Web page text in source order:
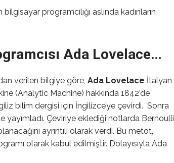
programcılığı aslında kadınların
Ada Lovelace…
verilen bilgiye göre, Ada Lovelace İtalyan
(Analytic Machine) hakkında 1842’de
bilim dergisi için İngilizce’ye çevirdi. Sonra
yayımladı. Çeviriye eklediği notlarda Bernoulli
ayrıntılı olarak verdi. Bu metot,
olarak kabul edilmiştir. Dolayısıyla Ada